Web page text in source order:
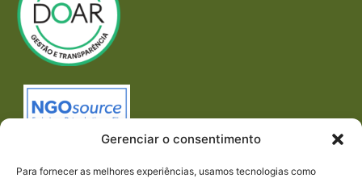
Gerenciar o consentimento
Para fornecer as melhores experiências, usamos tecnologias como